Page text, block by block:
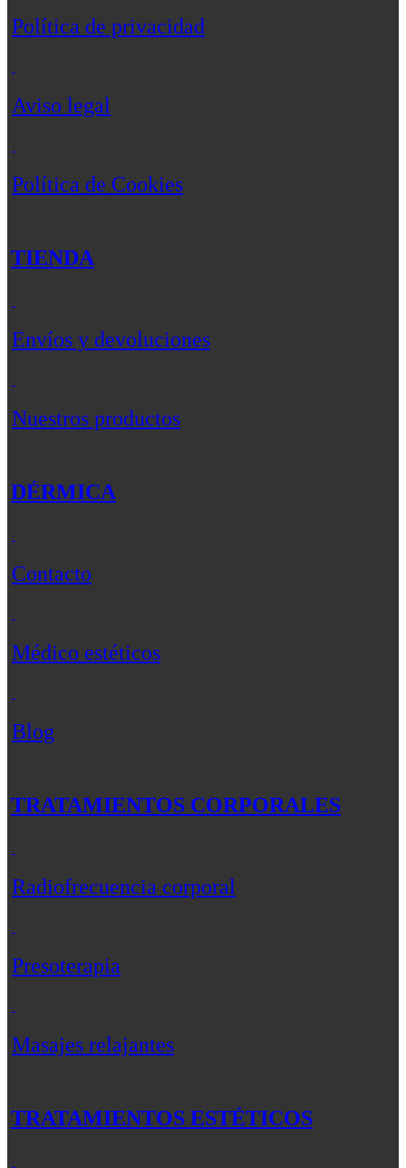
Política de privacidad
Aviso legal
Política de Cookies
TIENDA
Envíos y devoluciones
Nuestros productos
DÉRMICA
Contacto
Médico estéticos
Blog
TRATAMIENTOS CORPORALES
Radiofrecuencia corporal
Presoterapia
Masajes relajantes
TRATAMIENTOS ESTÉTICOS